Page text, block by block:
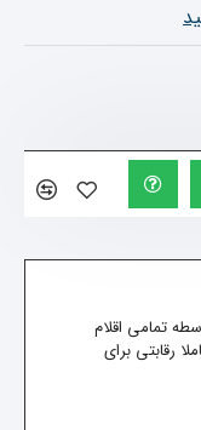
تمامی اقلام
رقابتی برای